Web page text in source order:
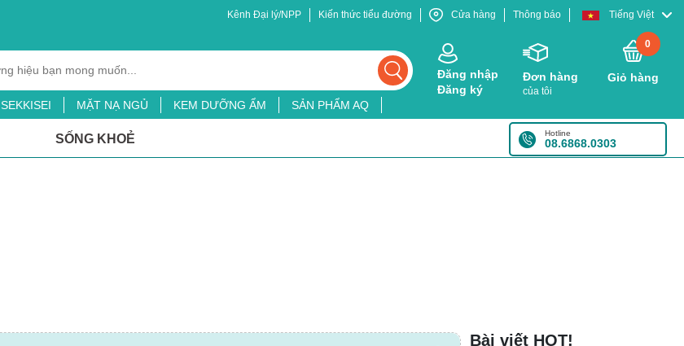
Kênh Đại lý/NPP Kiến thức tiểu đường Cửa hàng Thông báo Tiếng Việt
SEKKISEI MẶT NẠ NGỦ KEM DƯỠNG ẨM
SẢN PHẨM AQ
BỘT LÁ ĐẠI MẠCH
Đăng nhập
Đăng ký
Đơn hàng
của tôi
0
Giỏ hàng
SỐNG KHOẺ Hotline
08.6868.0303
Bài viết HOT!